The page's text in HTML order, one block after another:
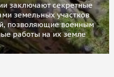
заключают секретные
земельных участков
позволяющие военным
работы на их земле